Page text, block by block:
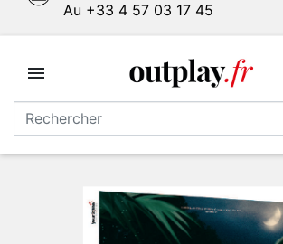
Au +33 4 57 03 17 45
